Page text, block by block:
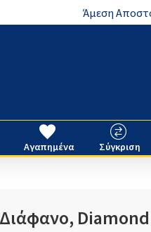
Άμεση
Αγαπημένα Σύγκριση
Diamond